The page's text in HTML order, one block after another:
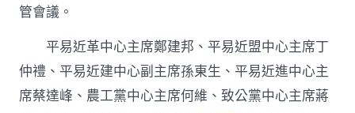
主
監
視
針
管會議。
平易近革中心主席鄭建邦、平易近盟中心主席丁
仲禮、平易近建中心副主席孫東生、平易近進中心主
席蔡達峰、農工黨中心主席何維、致公黨中心主席蔣